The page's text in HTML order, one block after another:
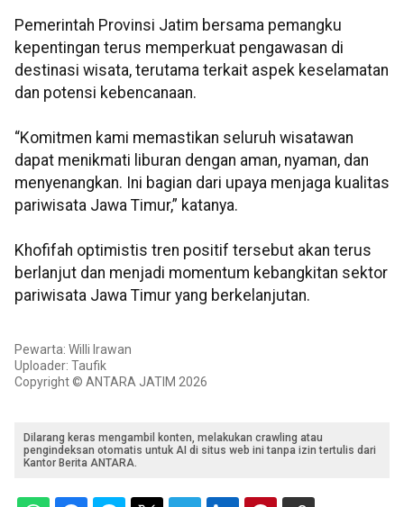
Pemerintah Provinsi Jatim bersama pemangku
kepentingan terus memperkuat pengawasan di
destinasi wisata, terutama terkait aspek keselamatan
dan potensi kebencanaan.
“Komitmen kami memastikan seluruh wisatawan
dapat menikmati liburan dengan aman, nyaman, dan
menyenangkan. Ini bagian dari upaya menjaga kualitas
pariwisata Jawa Timur,” katanya.
Khofifah optimistis tren positif tersebut akan terus
berlanjut dan menjadi momentum kebangkitan sektor
pariwisata Jawa Timur yang berkelanjutan.
Pewarta: Willi Irawan
Uploader: Taufik
Copyright © ANTARA JATIM 2026
Dilarang keras mengambil konten, melakukan crawling atau
pengindeksan otomatis untuk AI di situs web ini tanpa izin tertulis dari
Kantor Berita ANTARA.